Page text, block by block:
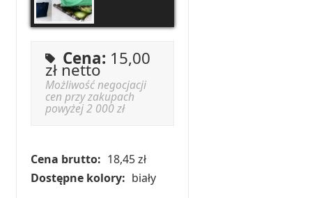
Cena: 15,00
zł netto
Możliwość negocjacji
cen przy zakupach
powyżej 2 000 zł
Cena brutto: 18,45 zł
Dostępne kolory: biały